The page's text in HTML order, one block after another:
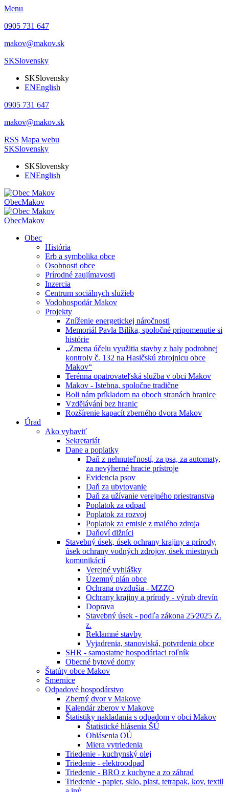
Menu
0905 731 647
makov@makov.sk
SKSlovensky
SKSlovensky
ENEnglish
0905 731 647
makov@makov.sk
RSS Mapa webu
SKSlovensky
SKSlovensky
ENEnglish
ObecMakov
ObecMakov
Obec
História
Erb a symbolika obce
Osobnosti obce
Prírodné zaujímavosti
Inzercia
Centrum sociálnych služieb
Vodohospodár Makov
Projekty
Zníženie energetickej náročnosti
Memoriál Pavla Bilíka, spoločné pripomenutie si
histórie
„Zmena účelu využitia stavby z haly podrobnej
kontroly č. 132 na Hasičskú zbrojnicu obce
Makov“
Terénna opatrovateľská služba v obci Makov
Makov - Istebna, spoločne tradične
Boli nám príkladom na oboch stranách hranice
Vzdělávání bez hranic
Rozšírenie kapacít zberného dvora Makov
Úrad
Ako vybaviť
Sekretariát
Dane a poplatky
Daň z nehnuteľností, za psa, za automaty,
za nevýherné hracie prístroje
Evidencia psov
Daň za ubytovanie
Daň za užívanie verejného priestranstva
Poplatok za odpad
Poplatok za rozvoj
Poplatok za emisie z malého zdroja
Daňoví dlžníci
Stavebný úsek, úsek ochrany krajiny a prírody,
úsek ochrany vodných zdrojov, úsek miestnych
komunikácií
Verejné vyhlášky
Územný plán obce
Ochrana ovzdušia - MZZO
Ochrany krajiny a prírody - výrub drevín
Doprava
Stavebný úsek - podľa zákona 25⁄2025 Z.
z.
Reklamné stavby
Vyjadrenia, stanoviská, potvrdenia obce
SHR - samostatne hospodáriaci roľník
Obecné bytové domy
Štatúty obce Makov
Smernice
Odpadové hospodárstvo
Zberný dvor v Makove
Kalendár zberov v Makove
Štatistiky nakladania s odpadom v obci Makov
Štatistické hlásenia ŠÚ
Ohlásenia OÚ
Miera vytriedenia
Triedenie - kuchynský olej
Triedenie - elektroodpad
Triedenie - BRO z kuchyne a zo záhrad
Triedenie - papier, sklo, plast, tetrapak, kov, textil